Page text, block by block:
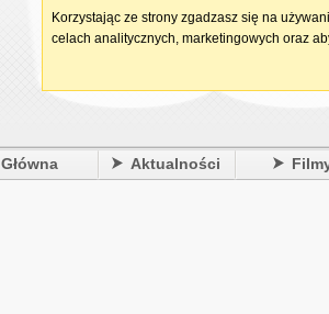
Główna Aktualności
Korzystając ze strony zgadzasz się na
celach analitycznych, marketingowych oraz